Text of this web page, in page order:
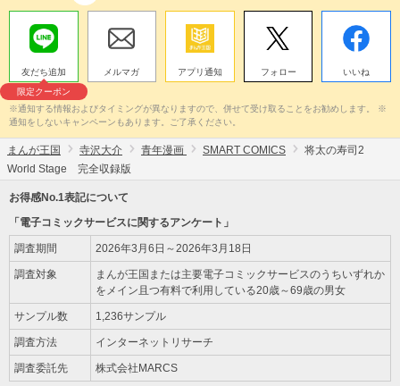
友だち追加
限定クーポン
メルマガ アプリ通知 フォロー いいね
※通知する情報およびタイミングが異なりますので、併せて受け取ることをお勧めします。 ※
通知をしないキャンペーンもあります。ご了承ください。
まんが王国 寺沢大介 青年漫画 SMART COMICS
将太の寿司2
World Stage 完全収録版
お得感No.1表記について
「電子コミックサービスに関するアンケート」
調査期間 2026年3月6日～2026年3月18日
調査対象
まんが王国または主要電子コミックサービスのうちいずれか
をメイン且つ有料で利用している20歳～69歳の男女
サンプル数 1,236サンプル
調査方法 インターネットリサーチ
調査委託先 株式会社MARCS